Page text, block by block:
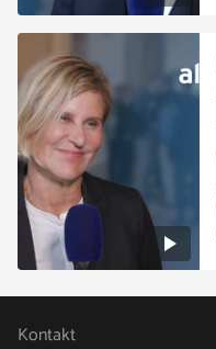
Kontakt